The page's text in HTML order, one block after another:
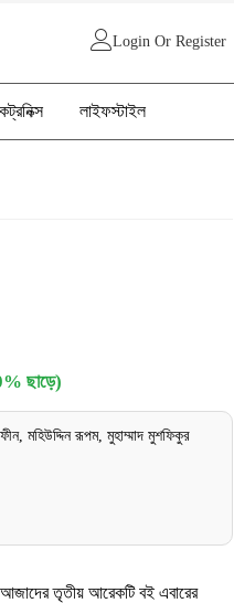
Login Or Register
লাইফস্টাইল
ছাড়ে)
মহিউদ্দিন রূপম, মুহাম্মাদ মুশফিকুর
তৃতীয় আরেকটি বই এবারের